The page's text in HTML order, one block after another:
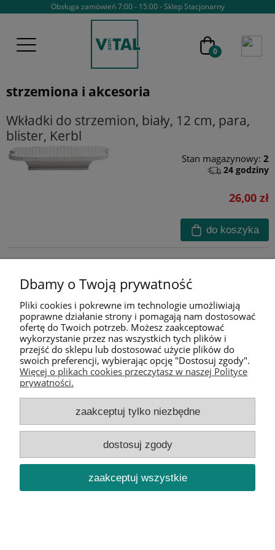
Obsługa zamówień 7:00 - 15:00 - Sklep Stacjonarny
strzemiona i akcesoria
Wkładki do strzemion, biały, 12 cm, para,
blister, Kerbl
Stan magazynowy: 2
24 godziny
26,00 zł
do koszyka
Pomoc
Moje konto
Informacje
O nas
pokaż pełną wersję strony
Szablon sklepu IdeaSun RWD™
Dbamy o Twoją prywatność
Pliki cookies i pokrewne im technologie umożliwiają
poprawne działanie strony i pomagają nam dostosować
ofertę do Twoich potrzeb. Możesz zaakceptować
wykorzystanie przez nas wszystkich tych plików i
przejść do sklepu lub dostosować użycie plików do
swoich preferencji, wybierając opcję "Dostosuj zgody".
Więcej o plikach cookies przeczytasz w naszej Polityce
prywatności.
zaakceptuj tylko niezbędne
dostosuj zgody
zaakceptuj wszystkie